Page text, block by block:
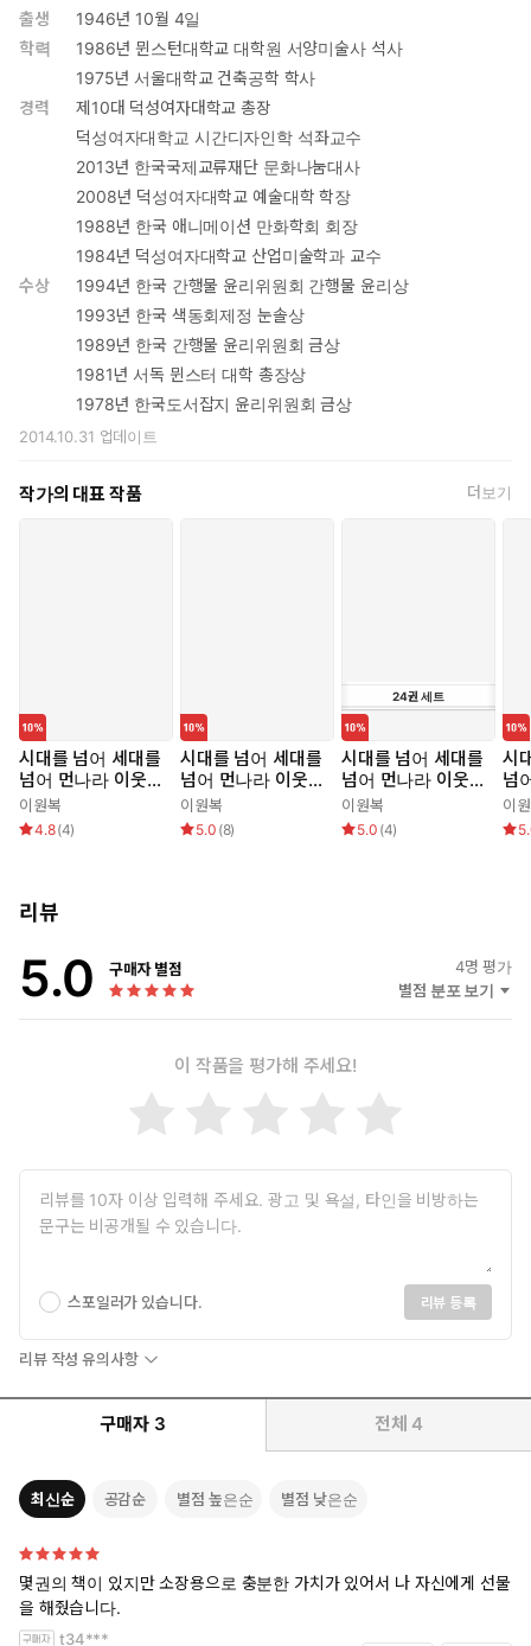
출생
1946년 10월 4일
학력
1986년 뮌스턴대학교 대학원 서양미술사 석사
1975년 서울대학교 건축공학 학사
경력
제10대 덕성여자대학교 총장
덕성여자대학교 시간디자인학 석좌교수
2013년 한국국제교류재단 문화나눔대사
2008년 덕성여자대학교 예술대학 학장
1988년 한국 애니메이션 만화학회 회장
1984년 덕성여자대학교 산업미술학과 교수
수상
1994년 한국 간행물 윤리위원회 간행물 윤리상
1993년 한국 색동회제정 눈솔상
1989년 한국 간행물 윤리위원회 금상
1981년 서독 뮌스터 대학 총장상
1978년 한국도서잡지 윤리위원회 금상
2014.10.31 업데이트
작가의 대표 작품 더보기
시대를 넘어 세대를
넘어 먼나라 이웃나
라 3 도이칠란트
이원복
4.8(4)
시대를 넘어 세대를
넘어 먼나라 이웃나
라 1 네덜란드
이원복
5.0 (8)
24권 세트
시대를 넘어 세대를
넘어 먼나라 이웃나
라 세트 (전 24권)
이원복
5.0 (4)
시
넘
라
이
리뷰
5.0 구매자 별점 4명 평가
별점 분포 보기
이 작품을 평가해 주세요!
스포일러가 있습니다. 리뷰 등록
리뷰 작성 유의사항
구매자 3 전체 4
최신순 공감순 별점 높은순 별점 낮은순
몇권의 책이 있지만 소장용으로 충분한 가치가 있어서 나 자신에게 선물
을 해줬습니다.
t34***